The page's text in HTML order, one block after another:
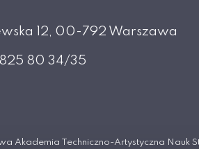
12, 00-792 Warszawa
80 34/35
Akademia Techniczno-Artystyczna Nauk